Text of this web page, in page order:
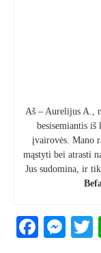
Aš – Aurelijus A.,
besisemiantis
įvairovės. Mano
mąstyti bei atrasti
Jus sudomina, ir